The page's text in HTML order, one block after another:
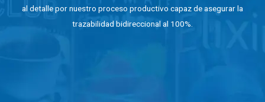
al detalle por nuestro proceso productivo capaz de asegurar la
trazabilidad bidireccional al 100%.